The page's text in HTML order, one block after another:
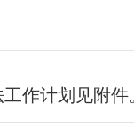
作计划见附件